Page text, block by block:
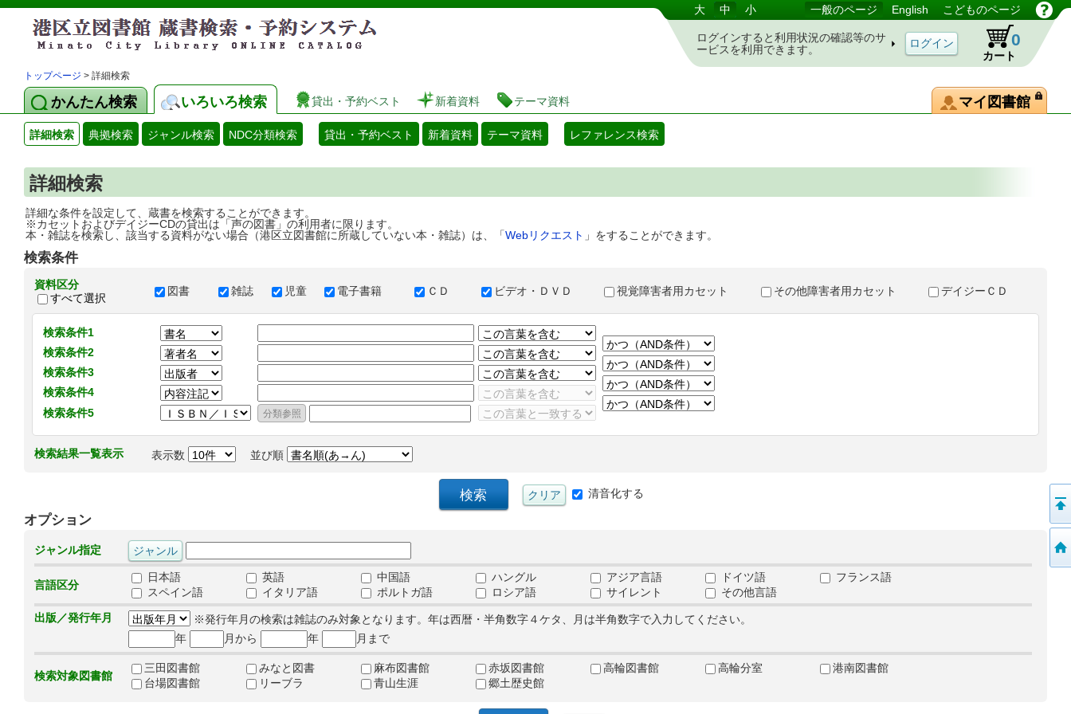
港区立図書館 蔵書検索・予約システム 大 中 小 一般のページ English こどものページ
ログインすると利用状況の確認等のサ
ービスを利用できます。
カート
0
トップページ > 詳細検索
かんたん検索 いろいろ検索 貸出・予約ベスト 新着資料 テーマ資料 マイ図書館
詳細検索 典拠検索 ジャンル検索 NDC分類検索 貸出・予約ベスト 新着資料 テーマ資料 レファレンス検索
詳細検索
詳細な条件を設定して、蔵書を検索することができます。
※カセットおよびデイジーCDの貸出は「声の図書」の利用者に限ります。
本・雑誌を検索し、該当する資料がない場合（港区立図書館に所蔵していない本・雑誌）は、「Webリクエスト 」をすることができます。
検索条件
資料区分
すべて選択
図書 雑誌 児童 電子書籍 ＣＤ ビデオ・ＤＶＤ 視覚障害者用カセット その他障害者用カセット デイジーＣＤ
検索条件1
検索条件2
検索条件3
検索条件4
検索条件5
検索結果一覧表示 表示数 並び順
清音化する
オプション
ジャンル指定
言語区分
日本語 英語 中国語 ハングル アジア言語 ドイツ語
フランス語
スペイン語
イタリア語 ポルトガ語 ロシア語 サイレント
その他言語
出版／発行年月
※発行年月の検索は雑誌のみ対象となります。年は西暦・半角数字４ケタ、月は半角数字で入力してください。
年
月から 年 月まで
検索対象図書館
三田図書館 みなと図書 麻布図書館 赤坂図書館 高輪図書館 高輪分室
港南図書館
台場図書館
リーブラ 青山生涯 郷土歴史館